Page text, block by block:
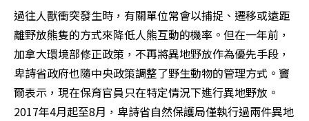
過往人獸衝突發生時，有關單位常會以捕捉、遷移或遠距
離野放熊隻的方式來降低人熊互動的機率。但在一年前，
加拿大環境部修正政策，不再將異地野放作為優先手段，
卑詩省政府也隨中央政策調整了野生動物的管理方式。竇
爾表示，現在保育官員只在特定情況下進行異地野放。
2017年4月起至8月，卑詩省自然保護局僅執行過兩件異地